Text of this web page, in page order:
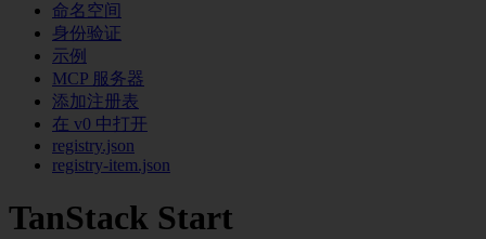
命名空间
身份验证
示例
MCP 服务器
添加注册表
在 v0 中打开
registry.json
registry-item.json
TanStack Start